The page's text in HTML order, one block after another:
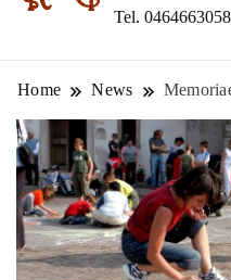
Tel.
Home News